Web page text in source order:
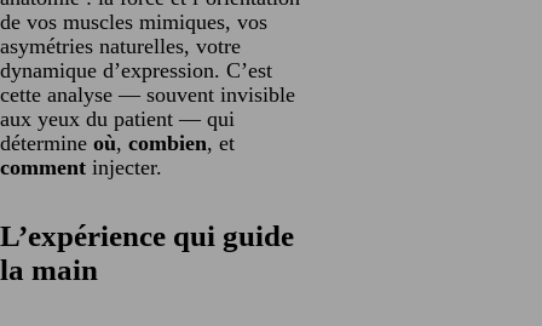
de vos muscles mimiques, vos
asymétries naturelles, votre
dynamique d’expression. C’est
cette analyse — souvent invisible
aux yeux du patient — qui
détermine où, combien, et
comment injecter.
L’expérience qui guide
la main